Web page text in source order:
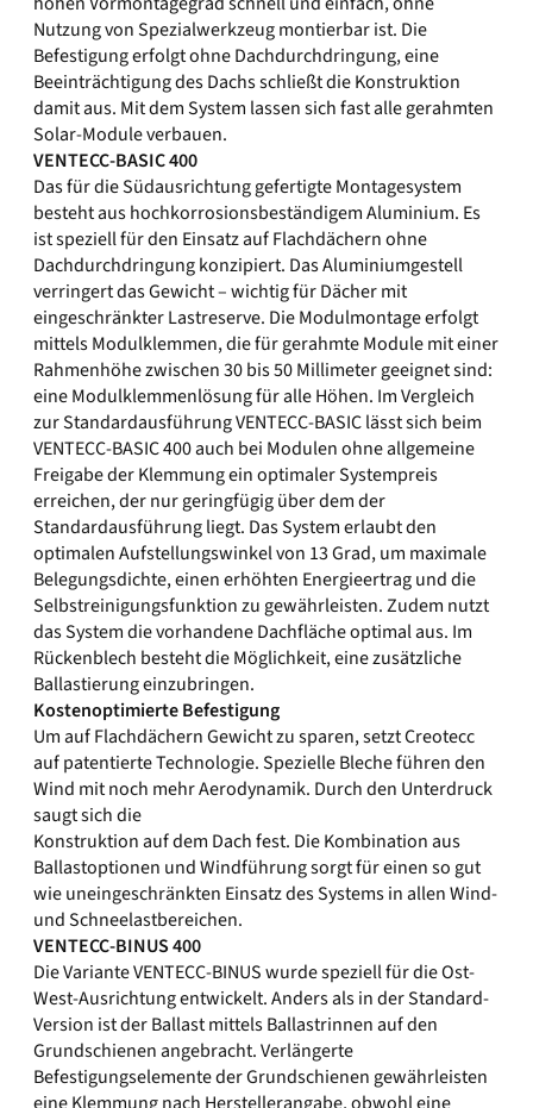
Nutzung von Spezialwerkzeug montierbar ist. Die
Befestigung erfolgt ohne Dachdurchdringung, eine
Beeinträchtigung des Dachs schließt die Konstruktion
damit aus. Mit dem System lassen sich fast alle gerahmten
Solar-Module verbauen.
VENTECC-BASIC 400
Das für die Südausrichtung gefertigte Montagesystem
besteht aus hochkorrosionsbeständigem Aluminium. Es
ist speziell für den Einsatz auf Flachdächern ohne
Dachdurchdringung konzipiert. Das Aluminiumgestell
verringert das Gewicht – wichtig für Dächer mit
eingeschränkter Lastreserve. Die Modulmontage erfolgt
mittels Modulklemmen, die für gerahmte Module mit einer
Rahmenhöhe zwischen 30 bis 50 Millimeter geeignet sind:
eine Modulklemmenlösung für alle Höhen. Im Vergleich
zur Standardausführung VENTECC-BASIC lässt sich beim
VENTECC-BASIC 400 auch bei Modulen ohne allgemeine
Freigabe der Klemmung ein optimaler Systempreis
erreichen, der nur geringfügig über dem der
Standardausführung liegt. Das System erlaubt den
optimalen Aufstellungswinkel von 13 Grad, um maximale
Belegungsdichte, einen erhöhten Energieertrag und die
Selbstreinigungsfunktion zu gewährleisten. Zudem nutzt
das System die vorhandene Dachfläche optimal aus. Im
Rückenblech besteht die Möglichkeit, eine zusätzliche
Ballastierung einzubringen.
Kostenoptimierte Befestigung
Um auf Flachdächern Gewicht zu sparen, setzt Creotecc
auf patentierte Technologie. Spezielle Bleche führen den
Wind mit noch mehr Aerodynamik. Durch den Unterdruck
saugt sich die
Konstruktion auf dem Dach fest. Die Kombination aus
Ballastoptionen und Windführung sorgt für einen so gut
wie uneingeschränkten Einsatz des Systems in allen Wind-
und Schneelastbereichen.
VENTECC-BINUS 400
Die Variante VENTECC-BINUS wurde speziell für die Ost-
West-Ausrichtung entwickelt. Anders als in der Standard-
Version ist der Ballast mittels Ballastrinnen auf den
Grundschienen angebracht. Verlängerte
Befestigungselemente der Grundschienen gewährleisten